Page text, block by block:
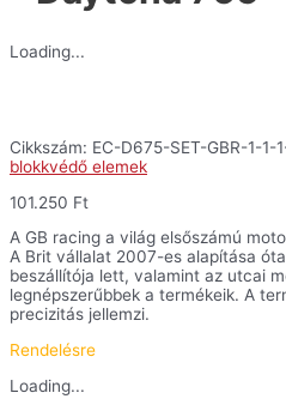
Loading...
Cikkszám: EC-D675-SET-GBR-1-1-
blokkvédő elemek
101.250 Ft
A GB racing a világ elsőszámú
A Brit vállalat 2007-es alapítása
beszállítója lett, valamint az utcai
legnépszerűbbek a termékeik. A
precizitás jellemzi.
Rendelésre
Loading...